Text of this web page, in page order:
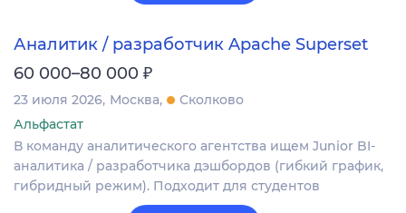
Аналитик / разработчик Apache Superset
60 000–80 000 ₽
23 июля 2026 Москва
Сколково
Альфастат
В команду аналитического агентства ищем Junior BI-
аналитика / разработчика дэшбордов (гибкий график,
гибридный режим). Подходит для студентов